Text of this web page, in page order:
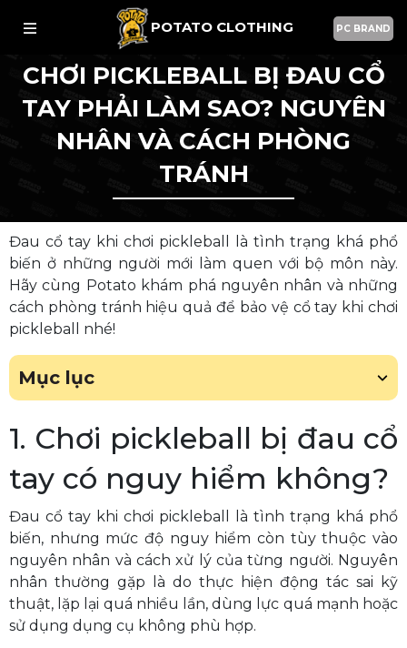
POTATO CLOTHING PC BRAND
CHƠI PICKLEBALL BỊ ĐAU CỔ
TAY PHẢI LÀM SAO? NGUYÊN
NHÂN VÀ CÁCH PHÒNG
TRÁNH
Đau cổ tay khi chơi pickleball là tình trạng khá phổ
biến ở những người mới làm quen với bộ môn này.
Hãy cùng Potato khám phá nguyên nhân và những
cách phòng tránh hiệu quả để bảo vệ cổ tay khi chơi
pickleball nhé!
Mục lục
1. Chơi pickleball bị đau cổ
tay có nguy hiểm không?
Đau cổ tay khi chơi pickleball là tình trạng khá phổ
biến, nhưng mức độ nguy hiểm còn tùy thuộc vào
nguyên nhân và cách xử lý của từng người. Nguyên
nhân thường gặp là do thực hiện động tác sai kỹ
thuật, lặp lại quá nhiều lần, dùng lực quá mạnh hoặc
sử dụng dụng cụ không phù hợp.